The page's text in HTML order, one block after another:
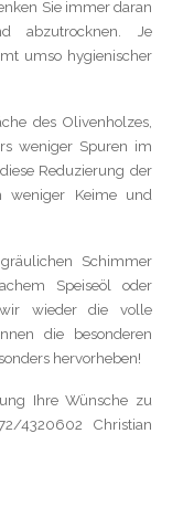
Sie immer daran
abzutrocknen. Je
umso hygienischer
des Olivenholzes,
weniger Spuren im
Reduzierung der
weniger Keime und
Schimmer
Speiseöl oder
wieder die volle
die besonderen
hervorheben!
Ihre Wünsche zu
4320602 Christian